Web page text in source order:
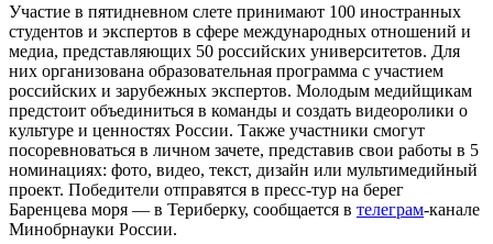
Участие в пятидневном слете принимают 100 иностранных
студентов и экспертов в сфере международных отношений и
медиа, представляющих 50 российских университетов. Для
них организована образовательная программа с участием
российских и зарубежных экспертов. Молодым медийщикам
предстоит объединиться в команды и создать видеоролики о
культуре и ценностях России. Также участники смогут
посоревноваться в личном зачете, представив свои работы в 5
номинациях: фото, видео, текст, дизайн или мультимедийный
проект. Победители отправятся в пресс-тур на берег
Баренцева моря — в Териберку, сообщается в телеграм-канале
Минобрнауки России.